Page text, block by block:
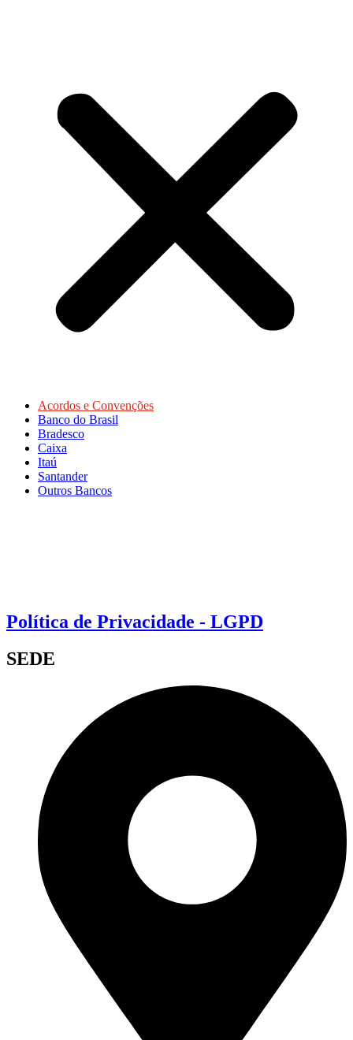
Acordos e Convenções
Banco do Brasil
Bradesco
Caixa
Itaú
Santander
Outros Bancos
Política de Privacidade - LGPD
SEDE